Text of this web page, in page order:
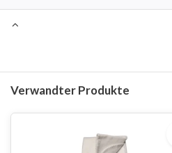
Verwandter Produkte